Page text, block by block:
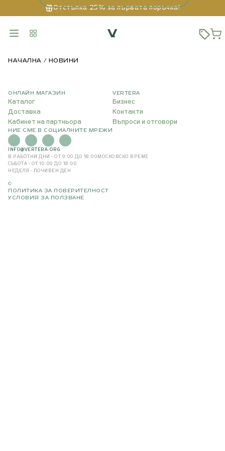
Отстъпка 25% за първата поръчка!
НАЧАЛНА НОВИНИ
ОНЛАЙН МАГАЗИН
Каталог
Доставка
Кабинет на партньора
VERTERA
Бизнес
Контакти
Въпроси и отговори
НИЕ СМЕ В СОЦИАЛНИТЕ МРЕЖИ
INFO@VERTERA.ORG
В РАБОТНИ ДНИ - ОТ 9:00 ДО 18:00 МОСКОВСКО ВРЕМЕ
СЪБОТА - ОТ 10:00 ДО 18:00
НЕДЕЛЯ - ПОЧИВЕН ДЕН
©
ПОЛИТИКА ЗА ПОВЕРИТЕЛНОСТ
УСЛОВИЯ ЗА ПОЛЗВАНЕ